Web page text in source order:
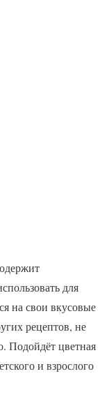
для
на свои вкусовые
рецептов, не
Подойдёт цветная
и взрослого